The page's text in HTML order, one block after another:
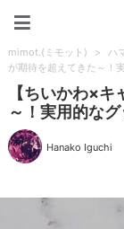
mimot.(ミモット) > ハ
が期待を超えてきた～！
【ちいかわ×
～！実用的な
Hanako Iguchi